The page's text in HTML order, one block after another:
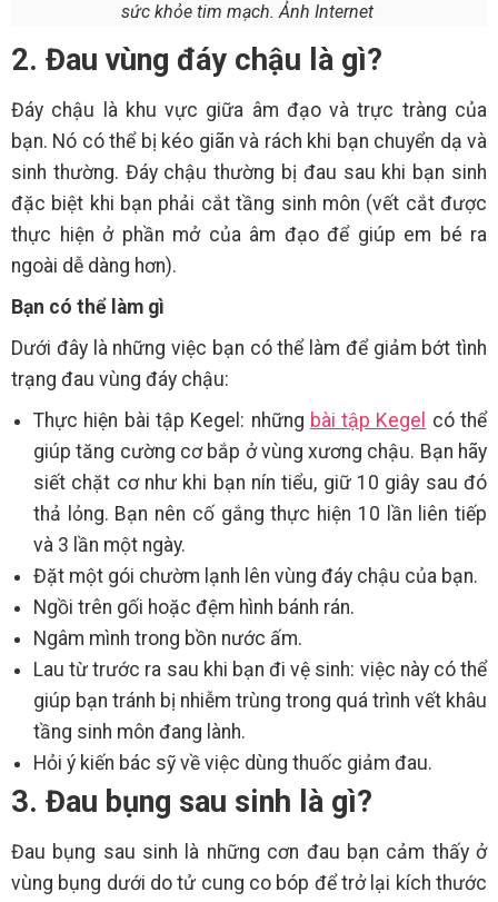
sức khỏe tim mạch. Ảnh Internet
2. Đau vùng đáy chậu là gì?
Đáy chậu là khu vực giữa âm đạo và trực tràng của
bạn. Nó có thể bị kéo giãn và rách khi bạn chuyển dạ và
sinh thường. Đáy chậu thường bị đau sau khi bạn sinh
đặc biệt khi bạn phải cắt tầng sinh môn (vết cắt được
thực hiện ở phần mở của âm đạo để giúp em bé ra
ngoài dễ dàng hơn).
Bạn có thể làm gì
Dưới đây là những việc bạn có thể làm để giảm bớt tình
trạng đau vùng đáy chậu:
Thực hiện bài tập Kegel: những bài tập Kegel có thể
giúp tăng cường cơ bắp ở vùng xương chậu. Bạn hãy
siết chặt cơ như khi bạn nín tiểu, giữ 10 giây sau đó
thả lỏng. Bạn nên cố gắng thực hiện 10 lần liên tiếp
và 3 lần một ngày.
Đặt một gói chườm lạnh lên vùng đáy chậu của bạn.
Ngồi trên gối hoặc đệm hình bánh rán.
Ngâm mình trong bồn nước ấm.
Lau từ trước ra sau khi bạn đi vệ sinh: việc này có thể
giúp bạn tránh bị nhiễm trùng trong quá trình vết khâu
tầng sinh môn đang lành.
Hỏi ý kiến bác sỹ về việc dùng thuốc giảm đau.
3. Đau bụng sau sinh là gì?
Đau bụng sau sinh là những cơn đau bạn cảm thấy ở
vùng bụng dưới do tử cung co bóp để trở lại kích thước